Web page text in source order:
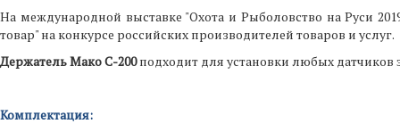
На международной выставке "Охота и Рыболовство на Руси
товар" на конкурсе российских производителей товаров и услуг.
Держатель Мако С-200подходит для установки любых датчиков
Комплектация: